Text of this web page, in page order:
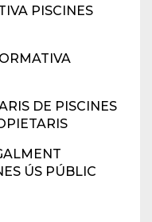
PISCINES
DE PISCINES
ÚS PÚBLIC